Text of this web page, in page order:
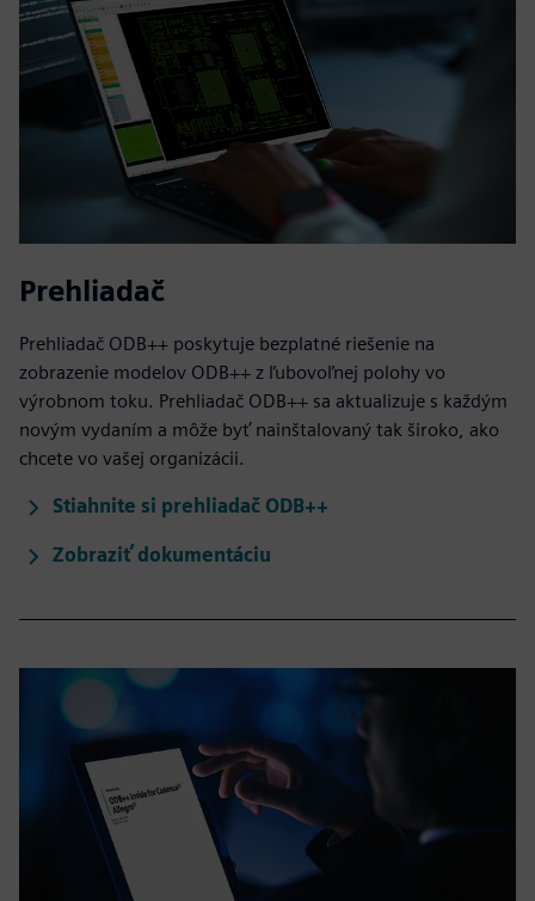
Prehliadač
Prehliadač ODB++ poskytuje bezplatné riešenie na
zobrazenie modelov ODB++ z ľubovoľnej polohy vo
výrobnom toku. Prehliadač ODB++ sa aktualizuje s každým
novým vydaním a môže byť nainštalovaný tak široko, ako
chcete vo vašej organizácii.
Stiahnite si prehliadač ODB++
Zobraziť dokumentáciu